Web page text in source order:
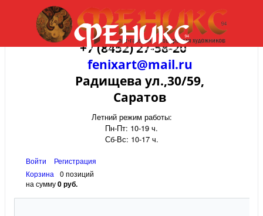
+7 (8452) 27-58-20
fenixart@mail.ru
Радищева ул.,30/59,
Саратов
Летний режим работы:
Пн-Пт: 10-19 ч.
Сб-Вс: 10-17 ч.
Войти
Регистрация
Корзина
0 позиций
на сумму0 руб.